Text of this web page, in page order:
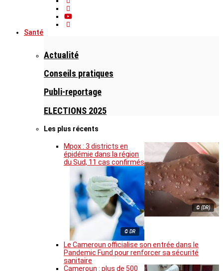
Santé
Actualité
Conseils pratiques
Publi-reportage
ELECTIONS 2025
Les plus récents
© (DR)
Mpox : 3 districts en
épidémie dans la région
du Sud, 11 cas confirmés
© DR
Le Cameroun officialise son entrée dans le
Pandemic Fund pour renforcer sa sécurité
sanitaire
Cameroun : plus de 500